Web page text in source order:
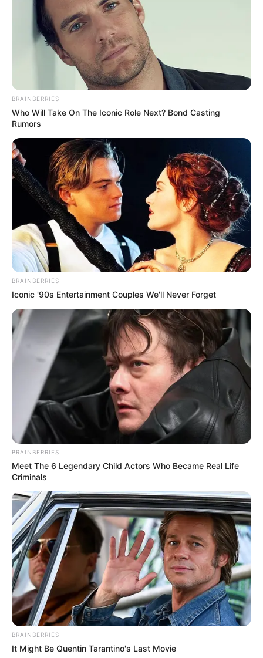
BRAINBERRIES
Who Will Take On The Iconic Role Next? Bond Casting
Rumors
BRAINBERRIES
Iconic '90s Entertainment Couples We'll Never Forget
BRAINBERRIES
Meet The 6 Legendary Child Actors Who Became Real Life
Criminals
BRAINBERRIES
It Might Be Quentin Tarantino's Last Movie